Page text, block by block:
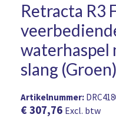
Retracta R3
waterhaspel
slang (Groen)
Artikelnummer:
€307,76 Excl. btw